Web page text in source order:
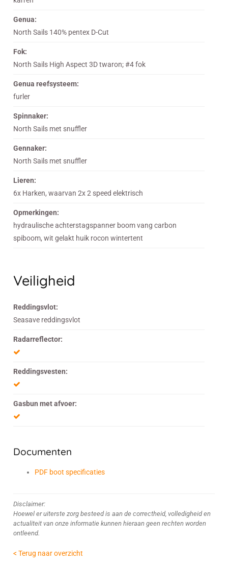
Genua:
North Sails 140% pentex D-Cut
Fok:
North Sails High Aspect 3D twaron; #4 fok
Genua reefsysteem:
furler
Spinnaker:
North Sails met snuffler
Gennaker:
North Sails met snuffler
Lieren:
6x Harken, waarvan 2x 2 speed elektrisch
Opmerkingen:
hydraulische achterstagspanner boom vang carbon
spiboom, wit gelakt huik rocon wintertent
Veiligheid
Reddingsvlot:
Seasave reddingsvlot
Radarreflector:
Reddingsvesten:
Gasbun met afvoer:
Documenten
PDF boot specificaties
Disclaimer:
Hoewel er uiterste zorg besteed is aan de correctheid, volledigheid en
actualiteit van onze informatie kunnen hieraan geen rechten worden
ontleend.
< Terug naar overzicht